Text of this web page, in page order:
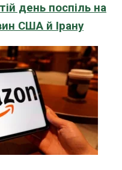
день поспіль на
США й Ірану